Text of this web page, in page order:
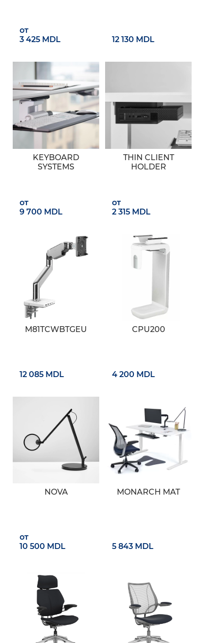
от
3 425 MDL
12 130 MDL
KEYBOARD
SYSTEMS
от
9 700 MDL
THIN CLIENT
HOLDER
от
2 315 MDL
M81TCWBTGEU
12 085 MDL
CPU200
4 200 MDL
NOVA
от
10 500 MDL
MONARCH MAT
5 843 MDL